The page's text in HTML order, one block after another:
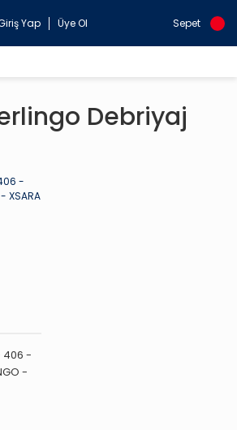
Yap Üye Ol Sepet
Debriyaj
406 -
-